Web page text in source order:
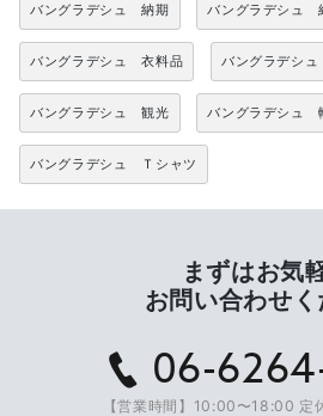
バングラデシュ 納期 バングラデシュ
バングラデシュ 衣料品 バングラデシ
バングラデシュ 観光 バングラデシュ
バングラデシュ Ｔシャツ
まずはお気
お問い合わせ
06-
【営業時間】10:00〜18:00 定